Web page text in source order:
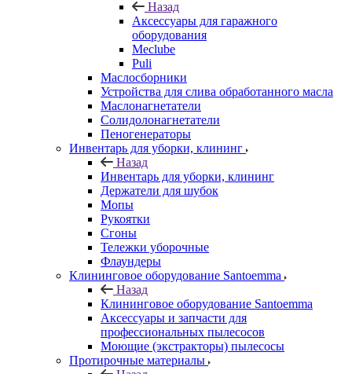
Назад
Аксессуары для гаражного
оборудования
Meclube
Puli
Маслосборники
Устройства для слива обработанного масла
Маслонагнетатели
Солидолонагнетатели
Пеногенераторы
Инвентарь для уборки, клининг
Назад
Инвентарь для уборки, клининг
Держатели для шубок
Мопы
Рукоятки
Сгоны
Тележки уборочные
Флаундеры
Клининговое оборудование Santoemma
Назад
Клининговое оборудование Santoemma
Аксессуары и запчасти для
профессиональных пылесосов
Моющие (экстракторы) пылесосы
Протирочные материалы